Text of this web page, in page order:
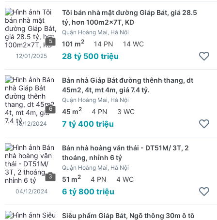
5
Tôi bán nhà mặt đường Giáp Bát, giá 28.5
tỷ, hơn 100m2x7T, KD
Quận Hoàng Mai, Hà Nội
101 m2 14 PN 14 WC
28 tỷ 500 triệu
12/01/2025
6
Bán nhà Giáp Bát đường thênh thang, dt
45m2, 4t, mt 4m, giá 7.4 tỷ.
Quận Hoàng Mai, Hà Nội
45 m2 4 PN 3 WC
7 tỷ 400 triệu
15/12/2024
3
Bán nhà hoàng văn thái - DT51M/ 3T, 2
thoáng, nhỉnh 6 tỷ
Quận Hoàng Mai, Hà Nội
51 m2 4 PN 4 WC
6 tỷ 800 triệu
04/12/2024
Siêu phẩm Giáp Bát, Ngõ thông 30m ô tô